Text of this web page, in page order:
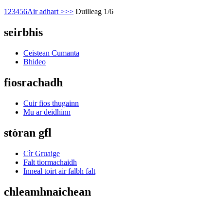
1 23456Air adhart >>> Duilleag 1/6
seirbhis
Ceistean Cumanta
Bhideo
fiosrachadh
Cuir fios thugainn
Mu ar deidhinn
stòran gfl
Cìr Gruaige
Falt tiormachaidh
Inneal toirt air falbh falt
chleamhnaichean